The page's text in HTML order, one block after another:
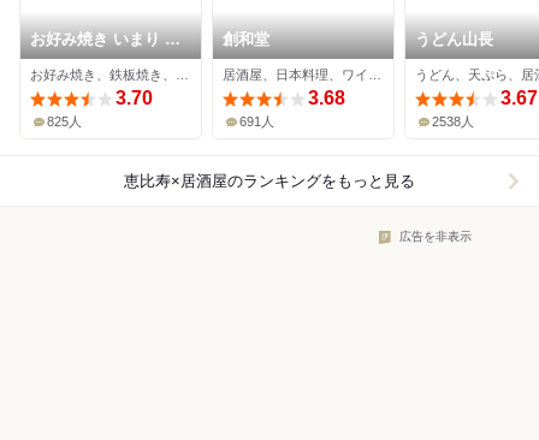
お好み焼き いまり 恵
比寿
3.70
825人
創和堂
3.68
691人
うどん山長
うどん、天ぷら、居
3.67
2538人
恵比寿×居酒屋のランキングをもっと見る
広告を非表示